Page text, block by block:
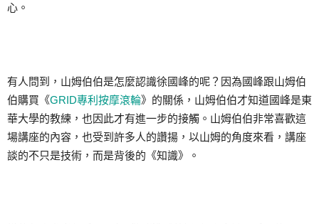
心。
有人問到，山姆伯伯是怎麼認識徐國峰的呢？因為國峰跟山姆伯
伯購買《GRID專利按摩滾輪》的關係，山姆伯伯才知道國峰是東
華大學的教練，也因此才有進一步的接觸。山姆伯伯非常喜歡這
場講座的內容，也受到許多人的讚揚，以山姆的角度來看，講座
談的不只是技術，而是背後的《知識》。